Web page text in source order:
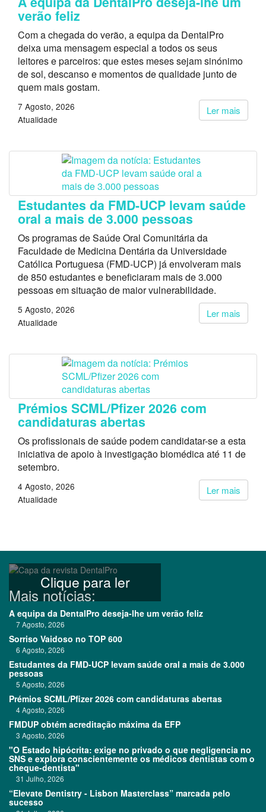
verão feliz
Com a chegada do verão, a equipa da DentalPro
deixa uma mensagem especial a todos os seus
leitores e parceiros: que estes meses sejam sinónimo
de sol, descanso e momentos de qualidade junto de
quem mais gostam.
Ler mais
7 Agosto, 2026
Atualidade
Estudantes da FMD-UCP levam saúde
oral a mais de 3.000 pessoas
Os programas de Saúde Oral Comunitária da
Faculdade de Medicina Dentária da Universidade
Católica Portuguesa (FMD-UCP) já envolveram mais
de 850 estudantes e beneficiaram mais de 3.000
pessoas em situação de maior vulnerabilidade.
Ler mais
5 Agosto, 2026
Atualidade
Prémios SCML/Pfizer 2026 com
candidaturas abertas
Os profissionais de saúde podem candidatar-se a esta
iniciativa de apoio à investigação biomédica até 11 de
setembro.
Ler mais
4 Agosto, 2026
Atualidade
Clique para ler
Mais notícias:
A equipa da DentalPro deseja-lhe um verão feliz
7 Agosto, 2026
Sorriso Vaidoso no TOP 600
6 Agosto, 2026
Estudantes da FMD-UCP levam saúde oral a mais de 3.000
pessoas
5 Agosto, 2026
Prémios SCML/Pfizer 2026 com candidaturas abertas
4 Agosto, 2026
FMDUP obtém acreditação máxima da EFP
3 Agosto, 2026
"O Estado hipócrita: exige no privado o que negligencia no
SNS e explora conscientemente os médicos dentistas com o
cheque-dentista"
31 Julho, 2026
“Elevate Dentistry - Lisbon Masterclass” marcada pelo
sucesso